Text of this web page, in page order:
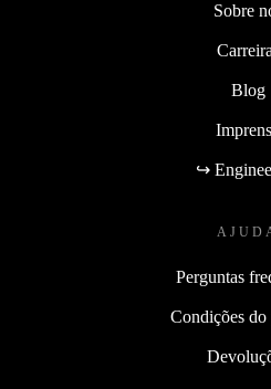
Sobre
Blog
↪
Perguntas
Condições